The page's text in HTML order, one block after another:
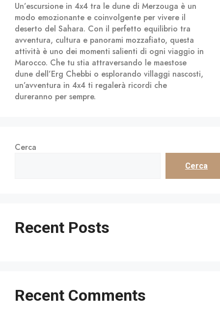
Un’escursione in 4x4 tra le dune di Merzouga è un
modo emozionante e coinvolgente per vivere il
deserto del Sahara. Con il perfetto equilibrio tra
avventura, cultura e panorami mozzafiato, questa
attività è uno dei momenti salienti di ogni viaggio in
Marocco. Che tu stia attraversando le maestose
dune dell’Erg Chebbi o esplorando villaggi nascosti,
un’avventura in 4x4 ti regalerà ricordi che
dureranno per sempre.
Cerca
Cerca
Recent Posts
Recent Comments